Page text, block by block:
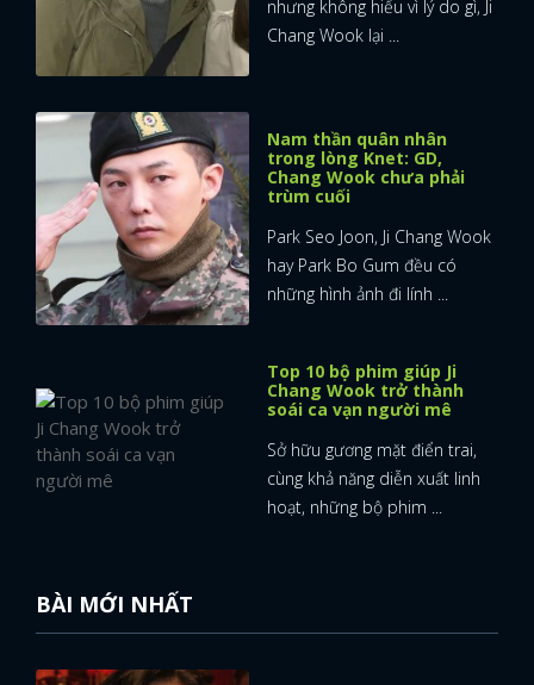
nhưng không hiểu vì lý do gì, Ji
Chang Wook lại ...
Nam thần quân nhân
trong lòng Knet: GD,
Chang Wook chưa phải
trùm cuối
Park Seo Joon, Ji Chang Wook
hay Park Bo Gum đều có
những hình ảnh đi lính ...
Top 10 bộ phim giúp Ji
Chang Wook trở thành
soái ca vạn người mê
Sở hữu gương mặt điển trai,
cùng khả năng diễn xuất linh
hoạt, những bộ phim ...
BÀI MỚI NHẤT